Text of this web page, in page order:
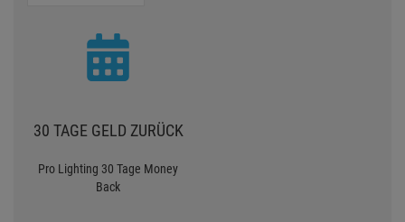
30 TAGE GELD ZURÜCK
Pro Lighting 30 Tage Money
Back